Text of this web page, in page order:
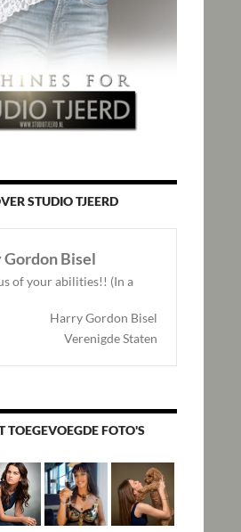
STUDIO TJEERD
Bisel
of your abilities!! (In a
Harry Gordon Bisel
Verenigde Staten
TOEGEVOEGDE FOTO'S